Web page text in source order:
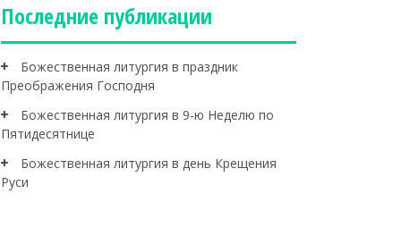
Последние публикации
Божественная литургия в праздник
Преображения Господня
Божественная литургия в 9-ю Неделю по
Пятидесятнице
Божественная литургия в день Крещения
Руси